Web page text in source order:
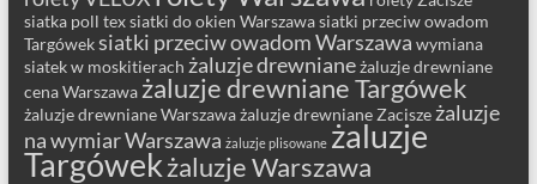
siatka poll texsiatki do okien Warszawasiatki przeciw owadom
Targóweksiatki przeciw owadom Warszawa wymiana
siatek w moskitierach żaluzje drewnianeżaluzje drewniane
cena Warszawa żaluzje drewniane Targówek
żaluzje drewniane Warszaważaluzje drewniane Zacisze żaluzje
na wymiar Warszawa żaluzje plisowane żaluzje
Targówekżaluzje Warszawa